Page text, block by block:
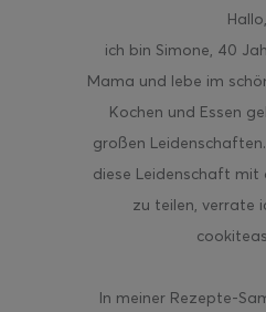
Hallo,
ich bin Simone, 40
Mama und lebe im
Kochen und Essen
großen
diese Leidenschaft mit
zu teilen, verrate
In meiner Rezepte-